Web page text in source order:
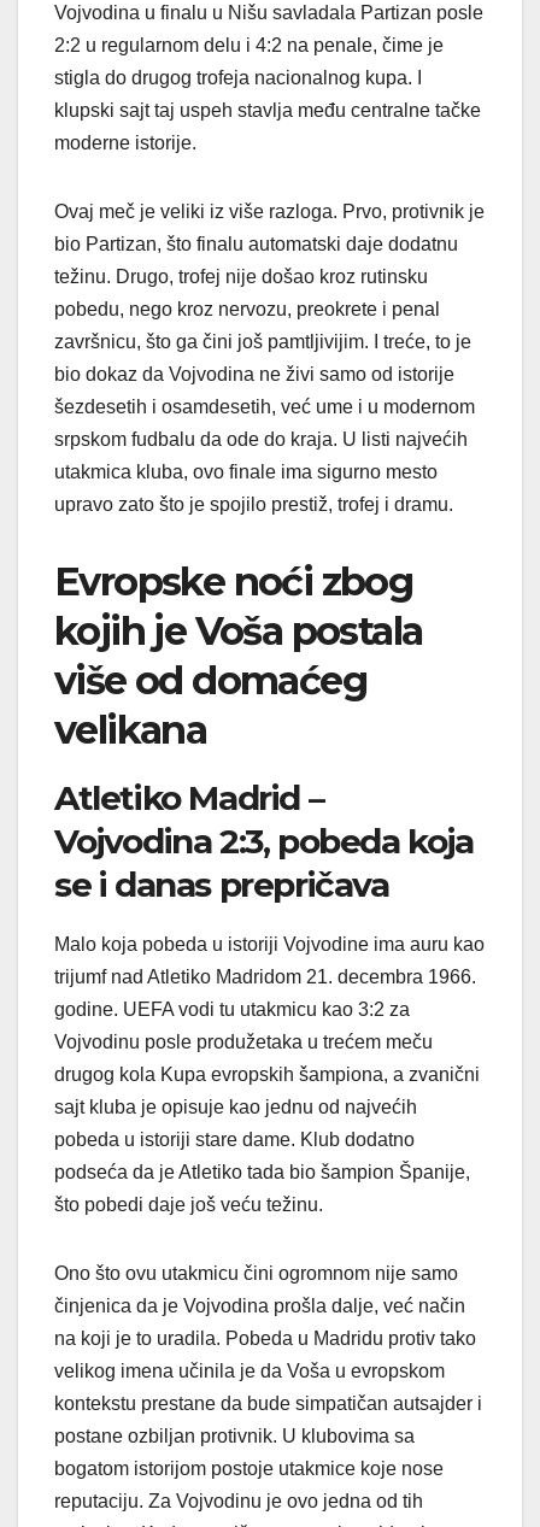
Vojvodina u finalu u Nišu savladala Partizan posle
2:2 u regularnom delu i 4:2 na penale, čime je
stigla do drugog trofeja nacionalnog kupa. I
klupski sajt taj uspeh stavlja među centralne tačke
moderne istorije.
Ovaj meč je veliki iz više razloga. Prvo, protivnik je
bio Partizan, što finalu automatski daje dodatnu
težinu. Drugo, trofej nije došao kroz rutinsku
pobedu, nego kroz nervozu, preokrete i penal
završnicu, što ga čini još pamtljivijim. I treće, to je
bio dokaz da Vojvodina ne živi samo od istorije
šezdesetih i osamdesetih, već ume i u modernom
srpskom fudbalu da ode do kraja. U listi najvećih
utakmica kluba, ovo finale ima sigurno mesto
upravo zato što je spojilo prestiž, trofej i dramu.
Evropske noći zbog
kojih je Voša postala
više od domaćeg
velikana
Atletiko Madrid –
Vojvodina 2:3, pobeda koja
se i danas prepričava
Malo koja pobeda u istoriji Vojvodine ima auru kao
trijumf nad Atletiko Madridom 21. decembra 1966.
godine. UEFA vodi tu utakmicu kao 3:2 za
Vojvodinu posle produžetaka u trećem meču
drugog kola Kupa evropskih šampiona, a zvanični
sajt kluba je opisuje kao jednu od najvećih
pobeda u istoriji stare dame. Klub dodatno
podseća da je Atletiko tada bio šampion Španije,
što pobedi daje još veću težinu.
Ono što ovu utakmicu čini ogromnom nije samo
činjenica da je Vojvodina prošla dalje, već način
na koji je to uradila. Pobeda u Madridu protiv tako
velikog imena učinila je da Voša u evropskom
kontekstu prestane da bude simpatičan autsajder i
postane ozbiljan protivnik. U klubovima sa
bogatom istorijom postoje utakmice koje nose
reputaciju. Za Vojvodinu je ovo jedna od tih